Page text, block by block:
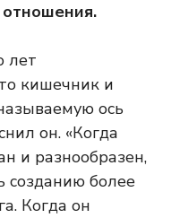
отношения.
лет
кишечник и
ось
он. «Когда
и разнообразен,
созданию более
Когда он